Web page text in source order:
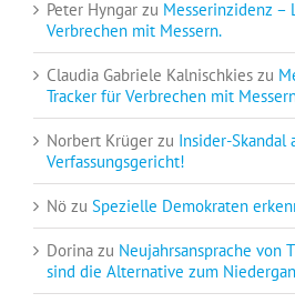
Peter Hyngar zu Messerinzidenz –
Verbrechen mit Messern.
Claudia Gabriele Kalnischkies zu
Tracker für Verbrechen mit
Norbert Krüger zu Insider-Skandal
Verfassungsgericht!
Nö zu Spezielle Demokraten
Dorina zu Neujahrsansprache von
sind die Alternative zum